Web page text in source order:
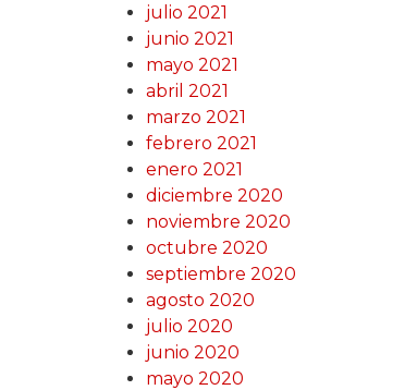
julio 2021
junio 2021
mayo 2021
abril 2021
marzo 2021
febrero 2021
enero 2021
diciembre 2020
noviembre 2020
octubre 2020
septiembre 2020
agosto 2020
julio 2020
junio 2020
mayo 2020